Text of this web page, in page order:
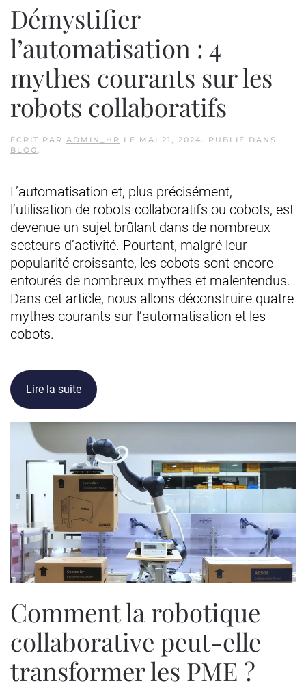
Démystifier
l’automatisation : 4
mythes courants sur les
robots collaboratifs
ÉCRIT PAR ADMIN_HR LE MAI 21, 2024. PUBLIÉ DANS
BLOG.
L’automatisation et, plus précisément,
l’utilisation de robots collaboratifs ou cobots, est
devenue un sujet brûlant dans de nombreux
secteurs d’activité. Pourtant, malgré leur
popularité croissante, les cobots sont encore
entourés de nombreux mythes et malentendus.
Dans cet article, nous allons déconstruire quatre
mythes courants sur l’automatisation et les
cobots.
Lire la suite
Comment la robotique
collaborative peut-elle
transformer les PME ?